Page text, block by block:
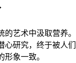
艺术中汲取营养
研究，终于被人
象一致。